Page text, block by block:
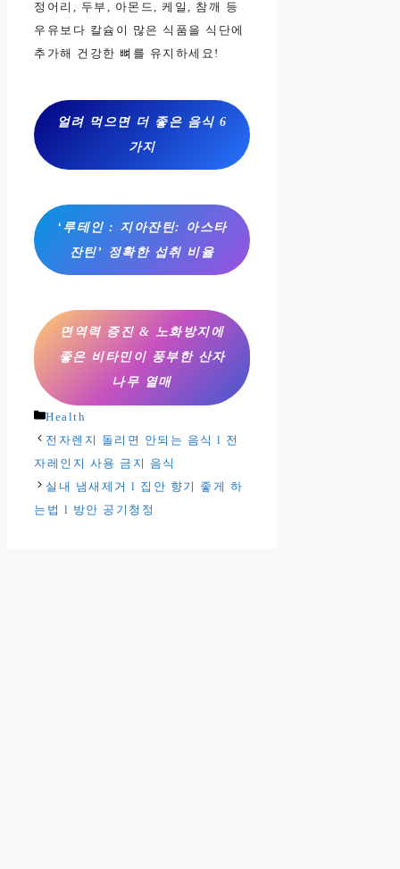
정어리, 두부, 아몬드, 케일, 참깨 등
우유보다 칼슘이 많은 식품을 식단에
추가해 건강한 뼈를 유지하세요!
얼려 먹으면 더 좋은 음식 6
가지
‘루테인 : 지아잔틴: 아스타
잔틴’ 정확한 섭취 비율
면역력 증진 & 노화방지에
좋은 비타민이 풍부한 산자
나무 열매
카
테
고
리
Health
전자렌지 돌리면 안되는 음식 l 전
자레인지 사용 금지 음식
실내 냄새제거 l 집안 향기 좋게 하
는법 l 방안 공기청정